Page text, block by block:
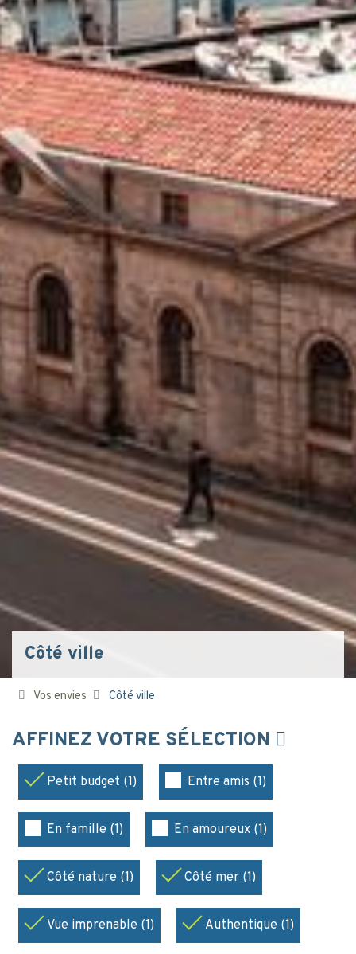
Côté ville
Vos envies Côté ville
AFFINEZ VOTRE SÉLECTION
Petit budget (1) Entre amis (1)
En famille (1) En amoureux (1)
Côté nature (1) Côté mer (1)
Vue imprenable (1) Authentique (1)